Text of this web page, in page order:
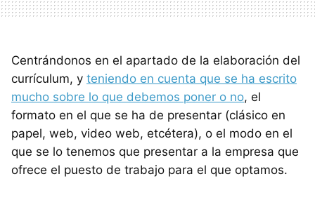
Centrándonos en el apartado de la elaboración del
currículum, y teniendo en cuenta que se ha escrito
mucho sobre lo que debemos poner o no, el
formato en el que se ha de presentar (clásico en
papel, web, video web, etcétera), o el modo en el
que se lo tenemos que presentar a la empresa que
ofrece el puesto de trabajo para el que optamos.